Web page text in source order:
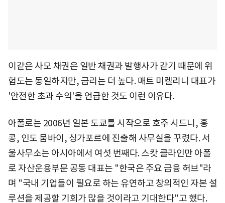
이같은 사모 채권은 일반 채권과 발행사가 같기 때문에 위
험도는 동일하지만, 금리는 더 높다. 매트 미켈리니 대표가
'안전한 초과 수익'을 언급한 것도 이런 이유다.
아폴로는 2006년 일본 도쿄를 시작으로 호주 시드니, 홍
콩, 인도 뭄바이, 싱가포르에 진출해 사무실을 꾸렸다. 서
울사무소는 아시아에서 여섯 번째다. 스캇 클라인만 아폴
로 자산운용부문 공동 대표는 "한국은 주요 금융 허브"라
며 "국내 기업들이 필요로 하는 유연하고 창의적인 자본 설
루션을 제공할 기회가 많을 것이라고 기대한다"고 했다.